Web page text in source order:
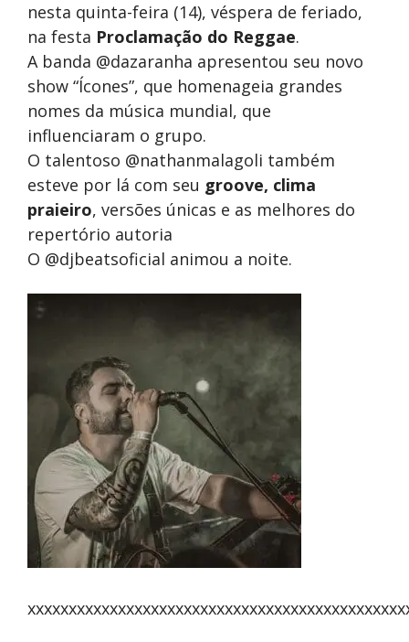
nesta quinta-feira (14), véspera de feriado,
na festa Proclamação do Reggae.
A banda @dazaranha apresentou seu novo
show “Ícones”, que homenageia grandes
nomes da música mundial, que
influenciaram o grupo.
O talentoso @nathanmalagoli também
esteve por lá com seu groove, clima
praieiro, versões únicas e as melhores do
repertório autoria
O @djbeatsoficial animou a noite.